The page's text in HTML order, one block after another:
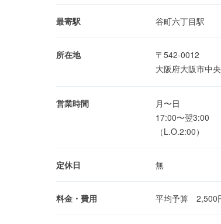
最寄駅 谷町六丁目駅
所在地
〒542-0012
大阪府大阪市中
営業時間
月〜日
17:00〜翌3:00
（L.O.2:00）
定休日 無
料金・費用 平均予算 2,500